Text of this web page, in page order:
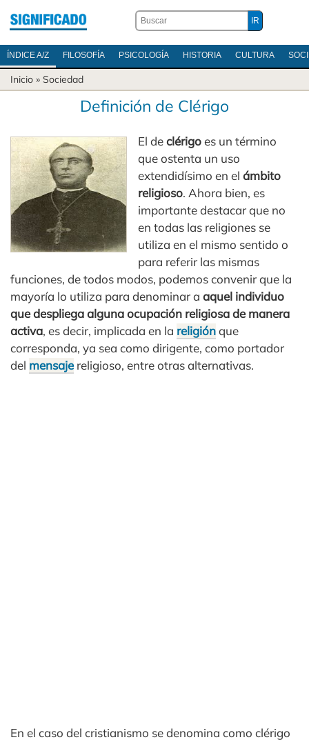
ÍNDICE A/Z FILOSOFÍA PSICOLOGÍA HISTORIA CULTURA
Inicio » Sociedad
Definición de Clérigo
El declérigoes un término
que ostenta un uso
extendidísimo en elámbito
religioso. Ahora bien, es
importante destacar que no
en todas las religiones se
utiliza en el mismo sentido o
para referir las mismas
funciones, de todos modos, podemos convenir que la
mayoría lo utiliza para denominar a aquel individuo
que despliega alguna ocupación religiosa de manera
activa, es decir, implicada en la religiónque
corresponda, ya sea como dirigente, como portador
del mensajereligioso, entre otras alternativas.
En el caso del cristianismo se denomina como clérigo